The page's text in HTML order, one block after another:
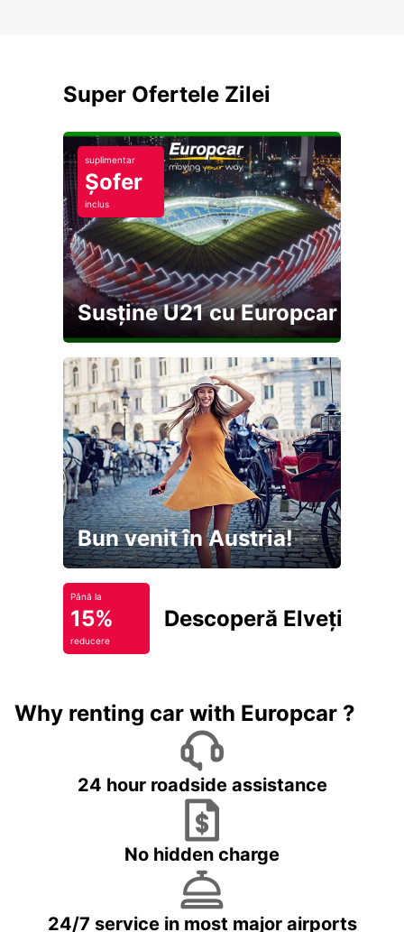
Super Ofertele Zilei
suplimentar
Șofer
inclus
Susține U21 cu Europcar
Bun venit în Austria!
Până la
15%
reducere
Descoperă Elveția
Why renting car with Europcar ?
24 hour roadside assistance
No hidden charge
24/7 service in most major airports